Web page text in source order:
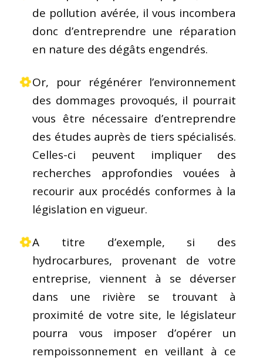
de pollution avérée, il vous incombera
donc d’entreprendre une réparation
en nature des dégâts engendrés.
Or, pour régénérer l’environnement
des dommages provoqués, il pourrait
vous être nécessaire d’entreprendre
des études auprès de tiers spécialisés.
Celles-ci peuvent impliquer des
recherches approfondies vouées à
recourir aux procédés conformes à la
législation en vigueur.
A titre d’exemple, si des
hydrocarbures, provenant de votre
entreprise, viennent à se déverser
dans une rivière se trouvant à
proximité de votre site, le législateur
pourra vous imposer d’opérer un
rempoissonnement en veillant à ce